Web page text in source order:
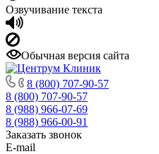
Озвучивание текста
Обычная версия сайта
8 (800) 707-90-57
8 (800) 707-90-57
8 (988) 966-07-69
8 (988) 966-00-91
Заказать звонок
E-mail